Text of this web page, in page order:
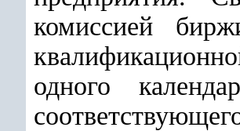
комиссией
одного